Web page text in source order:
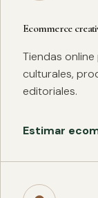
Ecommerce
Tiendas
culturales,
editoriales.
Estimar